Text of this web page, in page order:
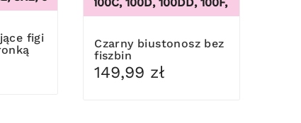
Czarny biustonosz bez
fiszbin
149,99 zł